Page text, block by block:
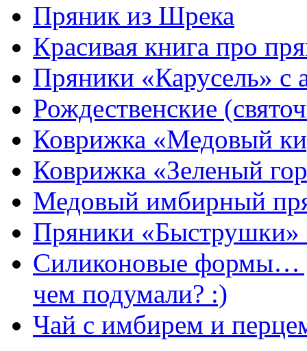
Пряник из Шрека
Красивая книга про
Пряники «Карусель» с
Рождественские
Коврижка «Медовый
Коврижка «Зеленый
Медовый имбирный
Пряники «Быструшки»
Силиконовые формы…
чем подумали? :)
Чай с имбирем и